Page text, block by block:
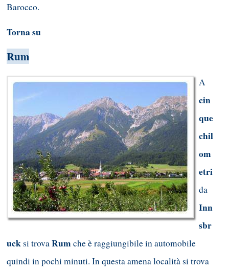
Barocco.
Torna su
Rum
A
cin
que
chil
om
etri
da
Inn
sbr
ucksi trovaRum che è raggiungibile in automobile
quindi in pochiminuti. In questa amena località si trova